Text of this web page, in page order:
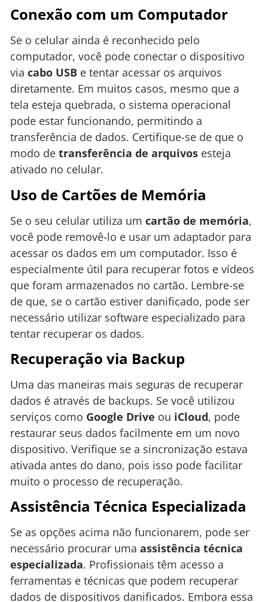
Conexão com um Computador
Se o celular ainda é reconhecido pelo
computador, você pode conectar o dispositivo
via cabo USB e tentar acessar os arquivos
diretamente. Em muitos casos, mesmo que a
tela esteja quebrada, o sistema operacional
pode estar funcionando, permitindo a
transferência de dados. Certifique-se de que o
modo de transferência de arquivos esteja
ativado no celular.
Uso de Cartões de Memória
Se o seu celular utiliza um cartão de memória,
você pode removê-lo e usar um adaptador para
acessar os dados em um computador. Isso é
especialmente útil para recuperar fotos e vídeos
que foram armazenados no cartão. Lembre-se
de que, se o cartão estiver danificado, pode ser
necessário utilizar software especializado para
tentar recuperar os dados.
Recuperação via Backup
Uma das maneiras mais seguras de recuperar
dados é através de backups. Se você utilizou
serviços como Google Drive ou iCloud, pode
restaurar seus dados facilmente em um novo
dispositivo. Verifique se a sincronização estava
ativada antes do dano, pois isso pode facilitar
muito o processo de recuperação.
Assistência Técnica Especializada
Se as opções acima não funcionarem, pode ser
necessário procurar uma assistência técnica
especializada. Profissionais têm acesso a
ferramentas e técnicas que podem recuperar
dados de dispositivos danificados. Embora essa